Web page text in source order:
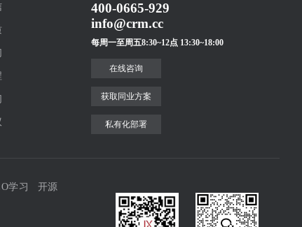
400-0665-929
info@crm.cc
每周一至周五8:30~12点 13:30~18:00
在线咨询
获取同业方案
私有化部署
学习
开源